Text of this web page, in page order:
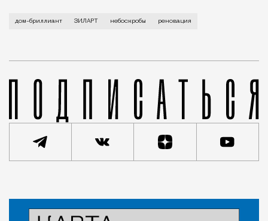
дом-бриллиант ЗИЛАРТ небоскробы реновация
Статья
Город
Редакция Москвич Mag